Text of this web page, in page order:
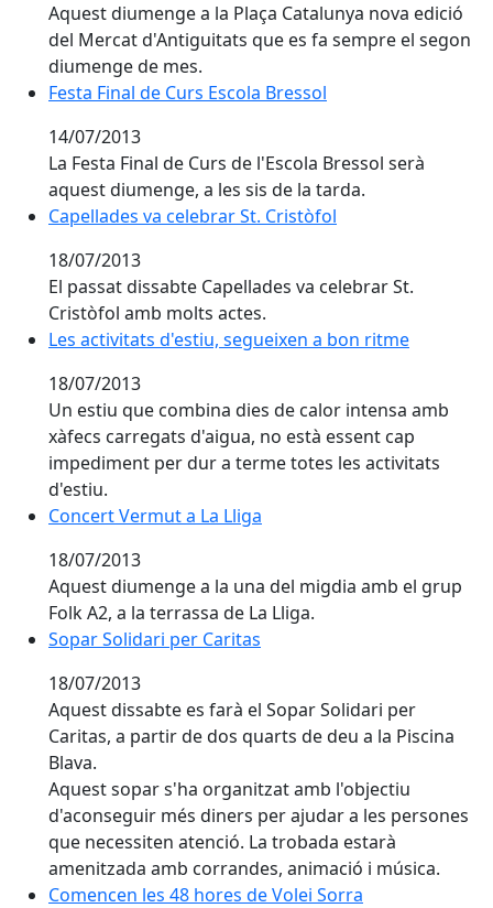
Aquest diumenge a la Plaça Catalunya nova edició
del Mercat d'Antiguitats que es fa sempre el segon
diumenge de mes.
Festa Final de Curs Escola Bressol
14/07/2013
La Festa Final de Curs de l'Escola Bressol serà
aquest diumenge, a les sis de la tarda.
Capellades va celebrar St. Cristòfol
Capellades va celebrar St. Cristòfol
18/07/2013
El passat dissabte Capellades va celebrar St.
Cristòfol amb molts actes.
Les activitats d'estiu, segueixen a bon ritme
Les activitats d'estiu, segueixen a bon ritme
18/07/2013
Un estiu que combina dies de calor intensa amb
xàfecs carregats d'aigua, no està essent cap
impediment per dur a terme totes les activitats
d'estiu.
Concert Vermut a La Lliga
18/07/2013
Aquest diumenge a la una del migdia amb el grup
Folk A2, a la terrassa de La Lliga.
Sopar Solidari per Caritas
18/07/2013
Aquest dissabte es farà el Sopar Solidari per
Caritas, a partir de dos quarts de deu a la Piscina
Blava.
Aquest sopar s'ha organitzat amb l'objectiu
d'aconseguir més diners per ajudar a les persones
que necessiten atenció. La trobada estarà
amenitzada amb corrandes, animació i música.
Comencen les 48 hores de Volei Sorra